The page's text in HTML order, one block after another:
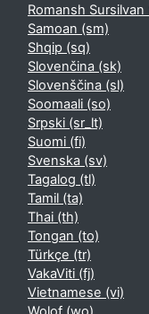
Romansh Sursilvan
Samoan ‎(sm)‎
Shqip ‎(sq)‎
Slovenčina ‎(sk)‎
Slovenščina ‎(sl)‎
Soomaali ‎(so)‎
Srpski ‎(sr_lt)‎
Suomi ‎(fi)‎
Svenska ‎(sv)‎
Tagalog ‎(tl)‎
Tamil ‎(ta)‎
Thai ‎(th)‎
Tongan ‎(to)‎
Türkçe ‎(tr)‎
VakaViti ‎(fj)‎
Vietnamese ‎(vi)‎